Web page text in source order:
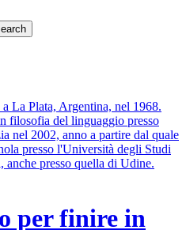
La Plata, Argentina, nel 1968.
filosofia del linguaggio presso
nel 2002, anno a partire dal quale
presso l'Università degli Studi
anche presso quella di Udine.
per finire in